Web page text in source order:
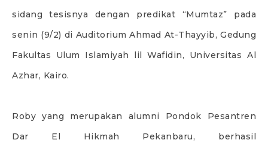
sidang tesisnya dengan predikat “Mumtaz” pada
senin (9/2) di Auditorium Ahmad At-Thayyib, Gedung
Fakultas Ulum Islamiyah lil Wafidin, Universitas Al
Azhar, Kairo.
Roby yang merupakan alumni Pondok Pesantren
Dar El Hikmah Pekanbaru, berhasil